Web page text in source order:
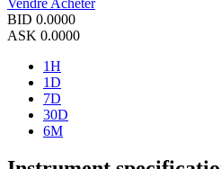
BID 0.0000
ASK 0.0000
1H
1D
7D
30D
6M